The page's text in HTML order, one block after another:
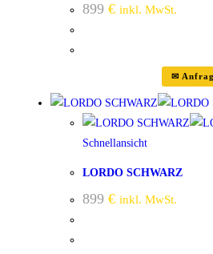
✉
899 € inkl. MwSt.
Schnellansicht
LORDO SCHWARZ
899 € inkl. MwSt.